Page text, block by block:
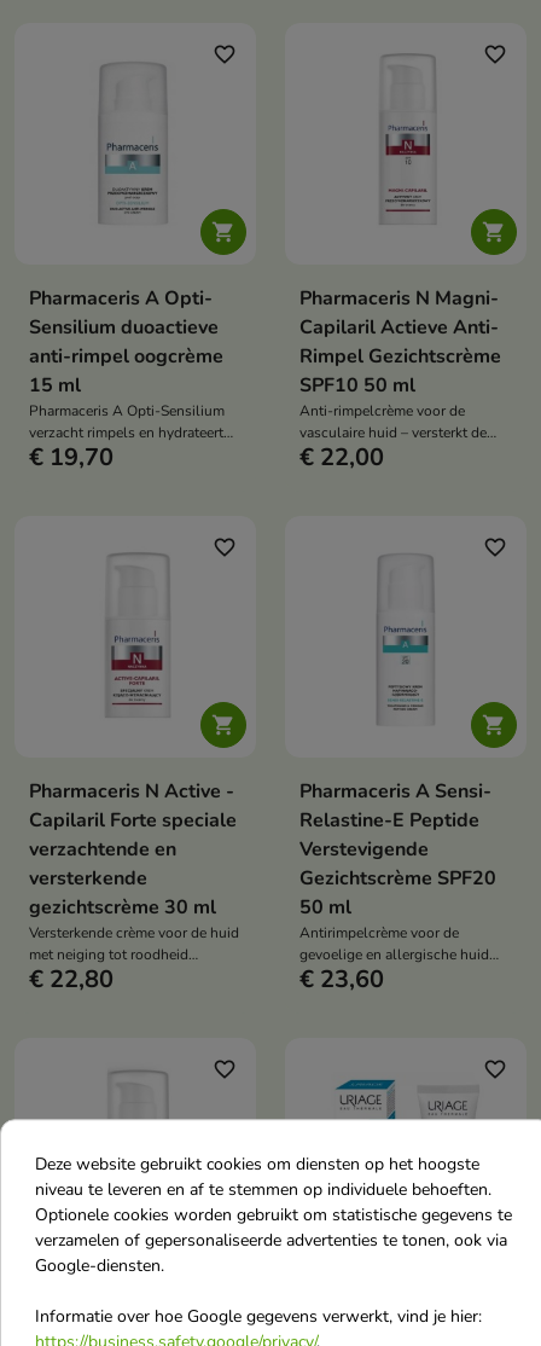

favorite_border
Pharmaceris A Opti-
Sensilium duoactieve
anti-rimpel oogcrème
15 ml
Pharmaceris A Opti-Sensilium
verzacht rimpels en hydrateert
de gevoelige huid rond de ogen,
€ 19,70

favorite_border
Pharmaceris N Magni-
Capilaril Actieve Anti-
Rimpel Gezichtscrème
SPF10 50 ml
Anti-rimpelcrème voor de
vasculaire huid – versterkt de
haarvaten, maakt de huid glad,
€ 22,00

favorite_border
Pharmaceris N Active -
Capilaril Forte speciale
verzachtende en
versterkende
gezichtscrème 30 ml
Versterkende crème voor de huid
met neiging tot roodheid
vermindert roodheid, versterkt de
€ 22,80

favorite_border
Pharmaceris A Sensi-
Relastine-E Peptide
Verstevigende
Gezichtscrème SPF20
50 ml
Antirimpelcrème voor de
gevoelige en allergische huid
maakt de huid glad, verstevigt,
€ 23,60

favorite_border
Pharmaceris A

favorite_border
Uriage Thermaal
Deze website gebruikt cookies om diensten op het hoogste
niveau te leveren en af te stemmen op individuele behoeften.
Optionele cookies worden gebruikt om statistische gegevens te
verzamelen of gepersonaliseerde advertenties te tonen, ook via
Google-diensten.
Informatie over hoe Google gegevens verwerkt, vind je hier: